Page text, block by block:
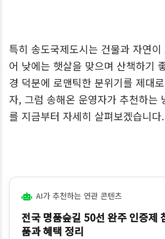
특히 송도국제도시는 건물과 자연
어 낮에는 햇살을 맞으며 산책하기
경 덕분에 로맨틱한 분위기를 제대
자, 그럼 송해온 운영자가 추천하는
를 지금부터 자세히 살펴보겠습니다.
AI가 추천하는 연관 콘텐츠
전국 명품숲길 50선 완주 인증제
품과 혜택 정리